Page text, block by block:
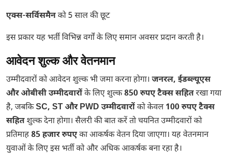
एक्स-सर्विसमैनको 5 साल की छूट
इस प्रकार यह भर्ती विभिन्न वर्गों के लिए समान अवसर प्रदान करती है।
आवेदन शुल्क और वेतनमान
उम्मीदवारों को आवेदन शुल्क भी जमा करना होगा। जनरल, ईडब्ल्यूएस
और ओबीसी उम्मीदवारोंके लिए शुल्क850 रुपए टैक्स सहितरखा गया
है, जबकिSC, ST और PWD उम्मीदवारोंको केवल 100 रुपए टैक्स
सहितशुल्क देना होगा। सैलरी की बात करें तो चयनित उम्मीदवारों को
प्रतिमाह85 हजार रुपएका आकर्षक वेतन दिया जाएगा। यह वेतनमान
युवाओं के लिए इस भर्ती को और अधिक आकर्षक बना रहा है।